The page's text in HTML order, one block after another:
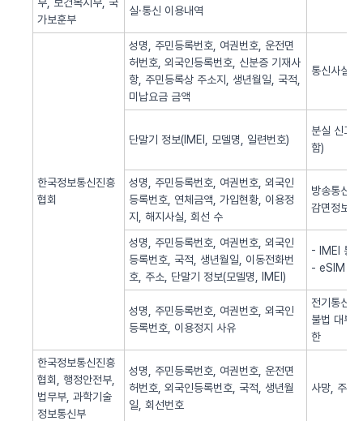
가보훈부
실·통신 이용내역
한국정보통신진흥
협회
성명, 주민등록번호, 여권번호, 운전면
허번호, 외국인등록번호, 신분증 기재사
항, 주민등록상 주소지, 생년월일, 국적,
미납요금 금액
통신사실
단말기 정보(IMEI, 모델명, 일련번호)
분실 신고
함)
성명, 주민등록번호, 여권번호, 외국인
등록번호, 연체금액, 가입현황, 이용정
지, 해지사실, 회선 수
방송통신
감면정보
성명, 주민등록번호, 여권번호, 외국인
등록번호, 국적, 생년월일, 이동전화번
호, 주소, 단말기 정보(모델명, IMEI)
- IMEI 통
- eSIM 동
성명, 주민등록번호, 여권번호, 외국인
등록번호, 이용정지 사유
전기통신
불법 대부
한
한국정보통신진흥
협회, 행정안전부,
법무부, 과학기술
정보통신부
성명, 주민등록번호, 여권번호, 운전면
허번호, 외국인등록번호, 국적, 생년월
일, 회선번호
사망, 주민